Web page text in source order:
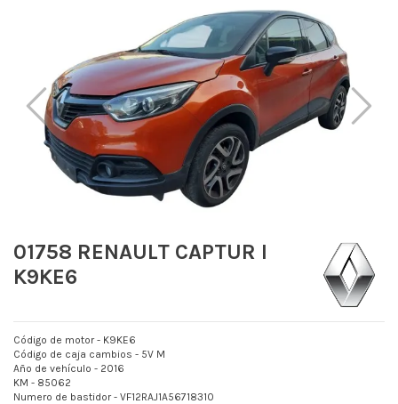
01758 RENAULT CAPTUR I
K9KE6
Código de motor - K9KE6
Código de caja cambios - 5V M
Año de vehículo - 2016
KM - 85062
Numero de bastidor - VF12RAJ1A56718310